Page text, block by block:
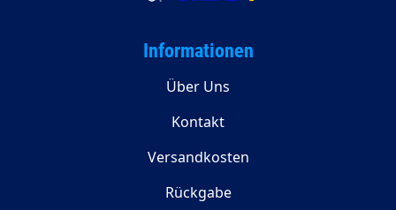
Informationen
Über Uns
Kontakt
Versandkosten
Rückgabe